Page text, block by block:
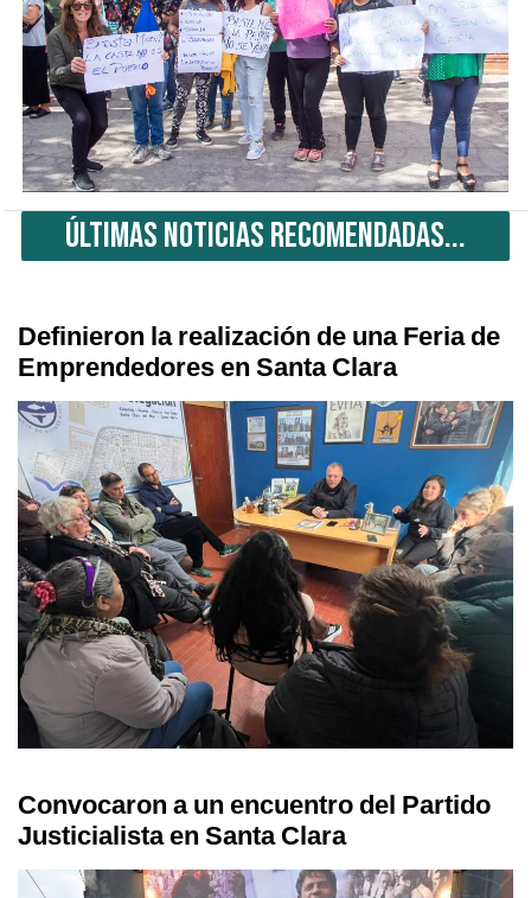
ÚLTIMAS NOTICIAS RECOMENDADAS...
Definieron la realización de una Feria de
Emprendedores en Santa Clara
Convocaron a un encuentro del Partido
Justicialista en Santa Clara